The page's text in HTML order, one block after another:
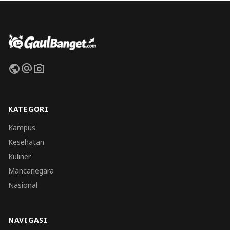
publicalternate_emailphoto_camera
KATEGORI
Kampus
Kesehatan
Kuliner
Mancanegara
Nasional
NAVIGASI